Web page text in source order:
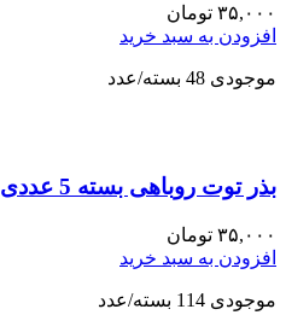
۳۵,۰۰۰ تومان
افزودن به سبد خرید
موجودی 48 بسته/عدد
بذر توت روباهی بسته 5 عددی
۳۵,۰۰۰ تومان
افزودن به سبد خرید
موجودی 114 بسته/عدد